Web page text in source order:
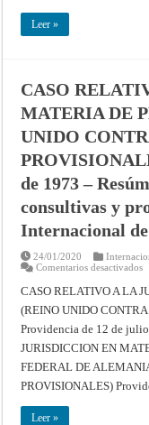
–
Leer »
CASO
MATERIA DE
UNIDO
de 1973 –
consultivas y
Internacional
24/01/2020
Comentarios desactivadosen
A
CASO RELATIVO A LA
(REINO UNIDO
Providencia de 12 de
JURISDICCION EN
FEDERAL DE
PROVISIONALES)
Leer »